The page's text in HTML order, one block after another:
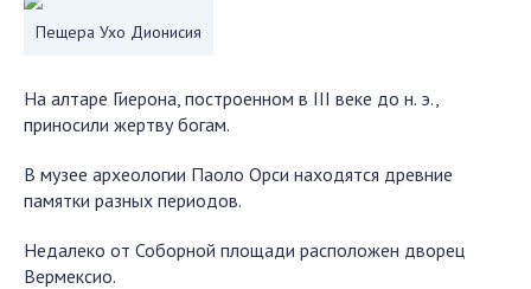
Пещера Ухо Дионисия
На алтаре Гиерона, построенном в III веке до н. э.,
приносили жертву богам.
В музее археологии Паоло Орси находятся древние
памятки разных периодов.
Недалеко от Соборной площади расположен дворец
Вермексио.